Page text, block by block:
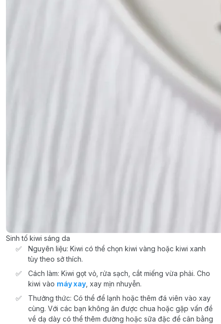
Sinh tố kiwi sáng da
Nguyên liệu: Kiwi có thể chọn kiwi vàng hoặc kiwi xanh
tùy theo sở thích.
Cách làm: Kiwi gọt vỏ, rửa sạch, cắt miếng vừa phải. Cho
kiwi vào máy xay , xay mịn nhuyễn.
Thưởng thức: Có thể để lạnh hoặc thêm đá viên vào xay
cùng. Với các bạn không ăn được chua hoặc gặp vấn đề
về dạ dày có thể thêm đường hoặc sữa đặc để cân bằng